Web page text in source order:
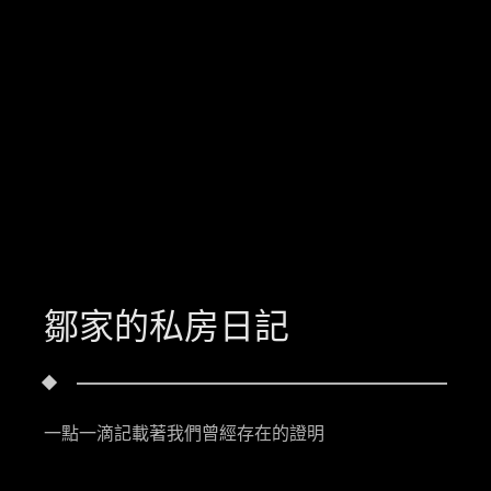
鄒家的私房日記
一點一滴記載著我們曾經存在的證明